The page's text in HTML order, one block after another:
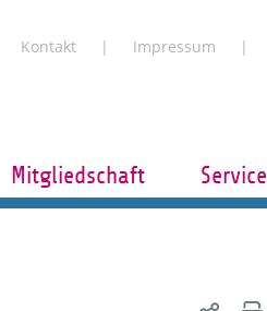
Kontakt Impressum
Mitgliedschaft Service